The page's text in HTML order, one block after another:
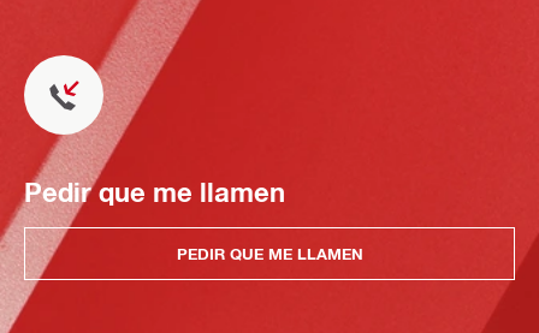
Pedir que me llamen
PEDIR QUE ME LLAMEN